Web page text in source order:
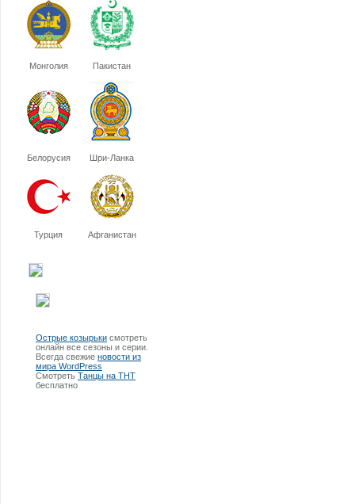
Монголия Пакистан
Белорусия Шри-Ланка
Турция Афганистан
Острые козырьки смотреть
онлайн все сезоны и серии.
Всегда свежие новости из
мира WordPress
Смотреть Танцы на ТНТ
бесплатно